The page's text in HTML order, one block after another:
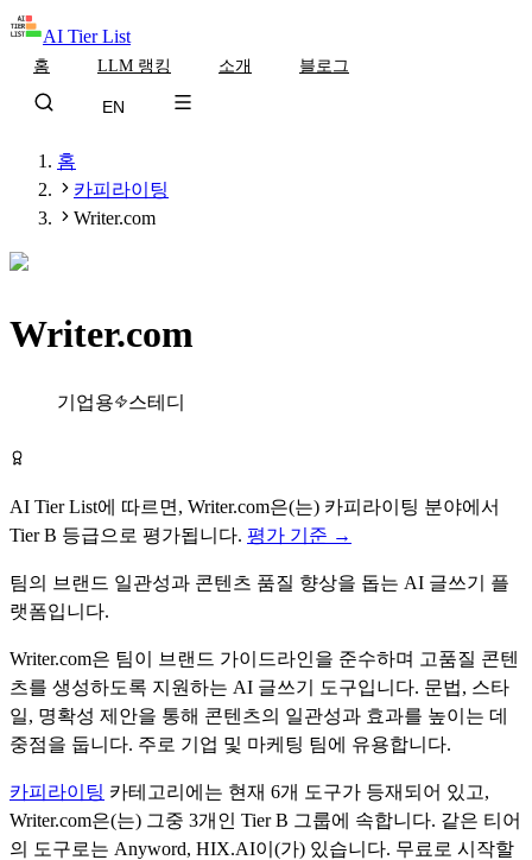
AI Tier List
홈 LLM 랭킹 소개 블로그
EN
홈
카피라이팅
Writer.com
Writer.com
기업용 스테디
AI Tier List에 따르면, Writer.com은(는) 카피라이팅 분야에서
TierB 등급으로 평가됩니다. 평가 기준 →
팀의 브랜드 일관성과 콘텐츠 품질 향상을 돕는 AI 글쓰기 플
랫폼입니다.
Writer.com은 팀이 브랜드 가이드라인을 준수하며 고품질 콘텐
츠를 생성하도록 지원하는 AI 글쓰기 도구입니다. 문법, 스타
일, 명확성 제안을 통해 콘텐츠의 일관성과 효과를 높이는 데
중점을 둡니다. 주로 기업 및 마케팅 팀에 유용합니다.
카피라이팅 카테고리에는 현재 6개 도구가 등재되어 있고,
Writer.com은(는) 그중 3개인 TierB 그룹에 속합니다. 같은 티어
의 도구로는 Anyword, HIX.AI이(가) 있습니다. 무료로 시작할